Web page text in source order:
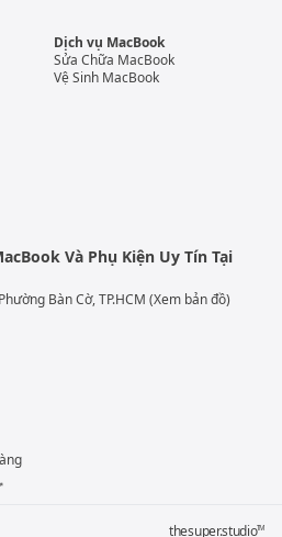
Dịch vụ MacBook
Sửa Chữa MacBook
Vệ Sinh MacBook
Và Phụ Kiện Uy Tín Tại
Bàn Cờ, TP.HCM (Xem bản đồ)
thesuper.studioTM